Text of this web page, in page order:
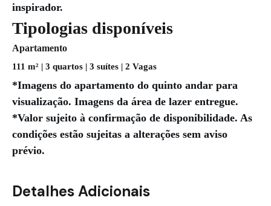
inspirador.
Tipologias disponíveis
Apartamento
111 m² | 3 quartos | 3 suítes | 2 Vagas
*Imagens do apartamento do quinto andar para
visualização. Imagens da área de lazer entregue.
*Valor sujeito à confirmação de disponibilidade. As
condições estão sujeitas a alterações sem aviso
prévio.
Detalhes Adicionais